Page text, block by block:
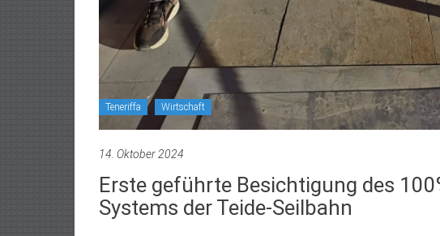
Teneriffa Wirtschaft
14. Oktober 2024
Erste geführte Besichtigung des
Systems der Teide-Seilbahn